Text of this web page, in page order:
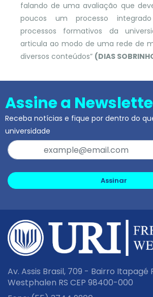
falando de uma avaliação que
poucos um processo
processos formativos da
articula ao modo de uma rede de
diversos conteúdos” (DIAS
Assine a
Receba notícias e fique por dentro do
universidade
Assinar
Av. Assis Brasil, 709 - Bairro Itapagé
Westphalen RS CEP 98400-000